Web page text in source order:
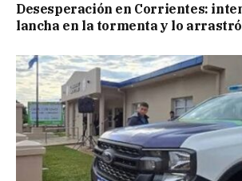
Desesperación en Corrientes:
lancha en la tormenta y lo